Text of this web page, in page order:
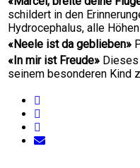
schildert in den
Hydrocephalus, alle
«Neele ist da geblieben»
«In mir ist Freude»
seinem besonderen Kind